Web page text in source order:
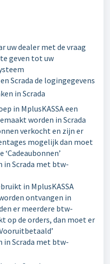
uw dealer met de vraag
geven tot uw
Scrada de logingegevens
in Scrada
in MplusKASSA een
worden in Scrada
verkocht en zijn er
mogelijk dan moet
in Scrada met btw-
in MplusKASSA
ontvangen in
er meerdere btw-
op de orders, dan moet er
in Scrada met btw-